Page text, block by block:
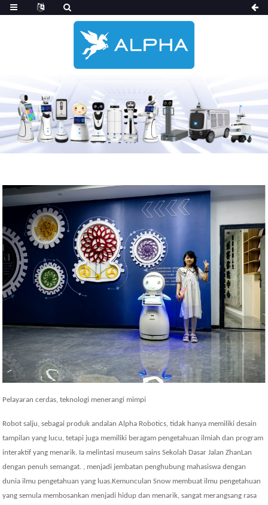
Pelayaran cerdas, teknologi menerangi mimpi
Robot salju, sebagai produk andalan Alpha Robotics, tidak hanya memiliki desain
tampilan yang lucu, tetapi juga memiliki beragam pengetahuan ilmiah dan program
interaktif yang menarik. Ia melintasi museum sains Sekolah Dasar Jalan ZhanLan
dengan penuh semangat. , menjadi jembatan penghubung mahasiswa dengan
dunia ilmu pengetahuan yang luas.Kemunculan Snow membuat ilmu pengetahuan
yang semula membosankan menjadi hidup dan menarik, sangat merangsang rasa